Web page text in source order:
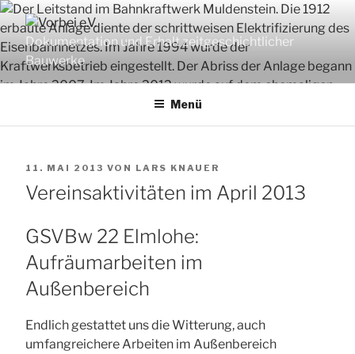
Zum
Inhalt
springenDokumentation und Erhalt zeitgeschichtlicher
Bauwerke
Menü
VERÖFFENTLICHT
AM
11. MAI 2013 VON LARS KNAUER
Vereinsaktivitäten im April 2013
GSVBw 22 Elmlohe:
Aufräumarbeiten im
Außenbereich
Endlich gestattet uns die Witterung, auch
umfangreichere Arbeiten im Außenbereich